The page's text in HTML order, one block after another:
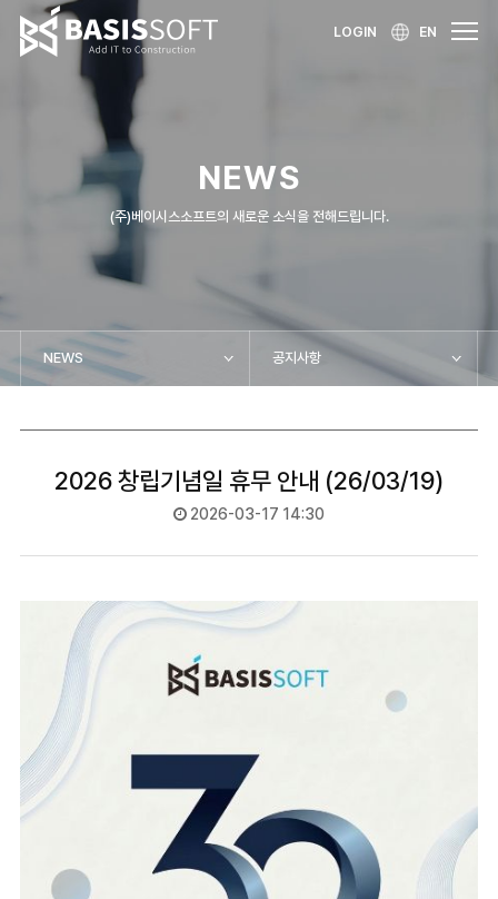
LOGIN EN
NEWS
(주)베이시스소프트의 새로운 소식을 전해드립니다.
NEWS 공지사항
2026 창립기념일 휴무 안내 (26/03/19)
2026-03-17 14:30